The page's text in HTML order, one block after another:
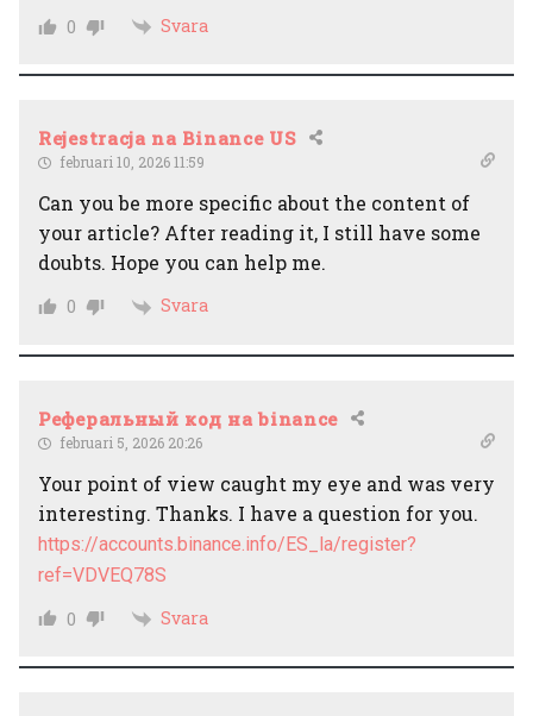
0 Svara
Rejestracja na Binance US
februari 10, 2026 11:59
Can you be more specific about the content of
your article? After reading it, I still have some
doubts. Hope you can help me.
0 Svara
Реферальный код на binance
februari 5, 2026 20:26
Your point of view caught my eye and was very
interesting. Thanks. I have a question for you.
https://accounts.binance.info/ES_la/register?
ref=VDVEQ78S
0
Svara